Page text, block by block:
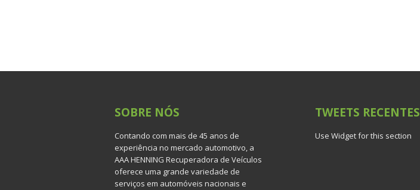
SOBRE NÓS
Contando com mais de 45 anos de
experiência no mercado automotivo, a
AAA HENNING Recuperadora de Veículos
oferece uma grande variedade de
serviços em automóveis nacionais e
TWEETS RECENTES
Use Widget for this section